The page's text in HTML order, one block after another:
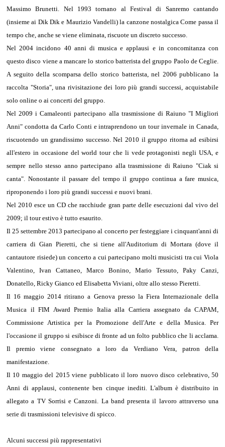
Massimo Brunetti. Nel 1993 tornano al Festival di Sanremo cantando
(insieme ai Dik Dik e Maurizio Vandelli) la canzone nostalgica Come passa il
tempo che, anche se viene eliminata, riscuote un discreto successo.
Nel 2004 incidono 40 anni di musica e applausi e in concomitanza con
questo disco viene a mancare lo storico batterista del gruppo Paolo de Ceglie.
A seguito della scomparsa dello storico batterista, nel 2006 pubblicano la
raccolta "Storia", una rivisitazione dei loro più grandi successi, acquistabile
solo online o ai concerti del gruppo.
Nel 2009 i Camaleonti partecipano alla trasmissione di Raiuno "I Migliori
Anni" condotta da Carlo Conti e intraprendono un tour invernale in Canada,
riscuotendo un grandissimo successo. Nel 2010 il gruppo ritorna ad esibirsi
all'estero in occasione del world tour che li vede protagonisti negli USA, e
sempre nello stesso anno partecipano alla trasmissione di Raiuno "Ciak si
canta". Nonostante il passare del tempo il gruppo continua a fare musica,
riproponendo i loro più grandi successi e nuovi brani.
Nel 2010 esce un CD che racchiude gran parte delle esecuzioni dal vivo del
2009; il tour estivo è tutto esaurito.
Il 25 settembre 2013 partecipano al concerto per festeggiare i cinquant'anni di
carriera di Gian Pieretti, che si tiene all'Auditorium di Mortara (dove il
cantautore risiede) un concerto a cui partecipano molti musicisti tra cui Viola
Valentino, Ivan Cattaneo, Marco Bonino, Mario Tessuto, Paky Canzi,
Donatello, Ricky Gianco ed Elisabetta Viviani, oltre allo stesso Pieretti.
Il 16 maggio 2014 ritirano a Genova presso la Fiera Internazionale della
Musica il FIM Award Premio Italia alla Carriera assegnato da CAPAM,
Commissione Artistica per la Promozione dell'Arte e della Musica. Per
l'occasione il gruppo si esibisce di fronte ad un folto pubblico che li acclama.
Il premio viene consegnato a loro da Verdiano Vera, patron della
manifestazione.
Il 10 maggio del 2015 viene pubblicato il loro nuovo disco celebrativo, 50
Anni di applausi, contenente ben cinque inediti. L'album è distribuito in
allegato a TV Sorrisi e Canzoni. La band presenta il lavoro attraverso una
serie di trasmissioni televisive di spicco.
Alcuni successi più rappresentativi